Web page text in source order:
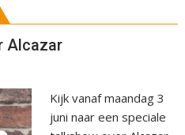
Alcazar
Kijk vanaf maandag 3
juni naar een speciale